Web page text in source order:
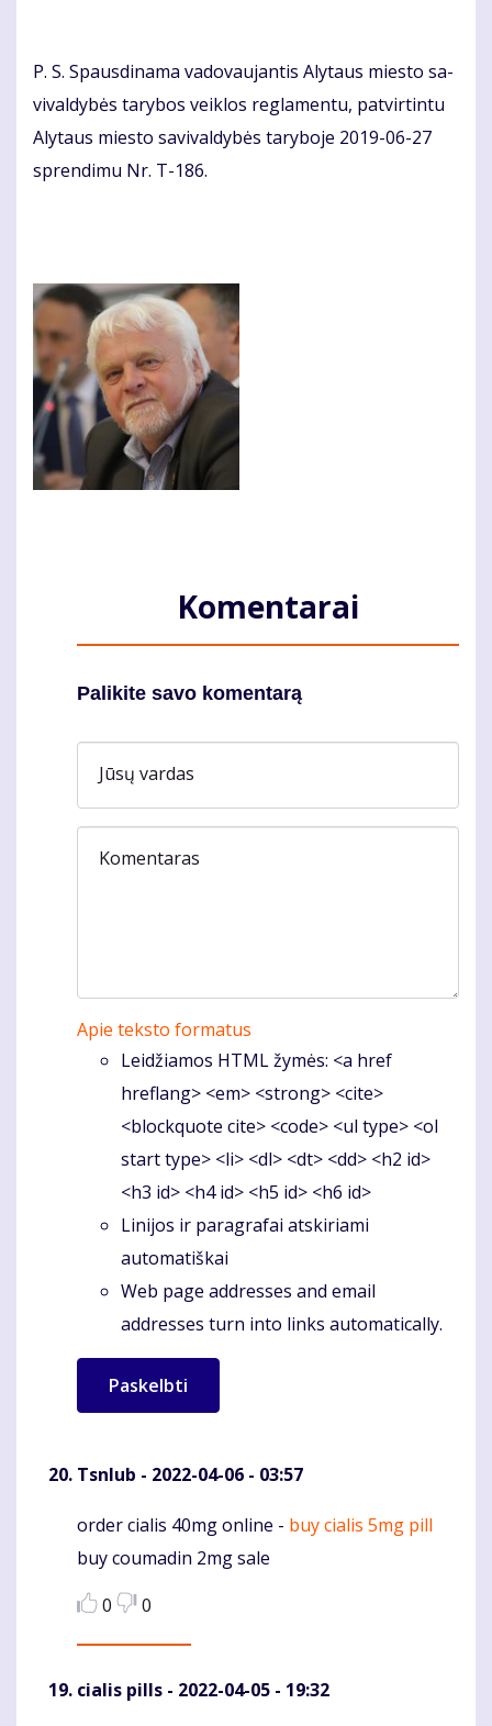
P. S. Spaus­di­na­ma va­do­vau­jan­tis Aly­taus mies­to sa­
vi­val­dy­bės ta­ry­bos veik­los reg­la­men­tu, pa­tvir­tin­tu
Aly­taus mies­to sa­vi­val­dy­bės ta­ry­bo­je 2019-06-27
spren­di­mu Nr. T-186.
Komentarai
Palikite savo komentarą
Jūsų vardas
Komentaras
Apie teksto formatus
Leidžiamos HTML žymės: <a href
hreflang> <em> <strong> <cite>
<blockquote cite> <code> <ul type> <ol
start type> <li> <dl> <dt> <dd> <h2 id>
<h3 id> <h4 id> <h5 id> <h6 id>
Linijos ir paragrafai atskiriami
automatiškai
Web page addresses and email
addresses turn into links automatically.
Tsnlub - 2022-04-06 - 03:57
Komentaras
order cialis 40mg online - buy cialis 5mg pill
buy coumadin 2mg sale
0
0
cialis pills - 2022-04-05 - 19:32